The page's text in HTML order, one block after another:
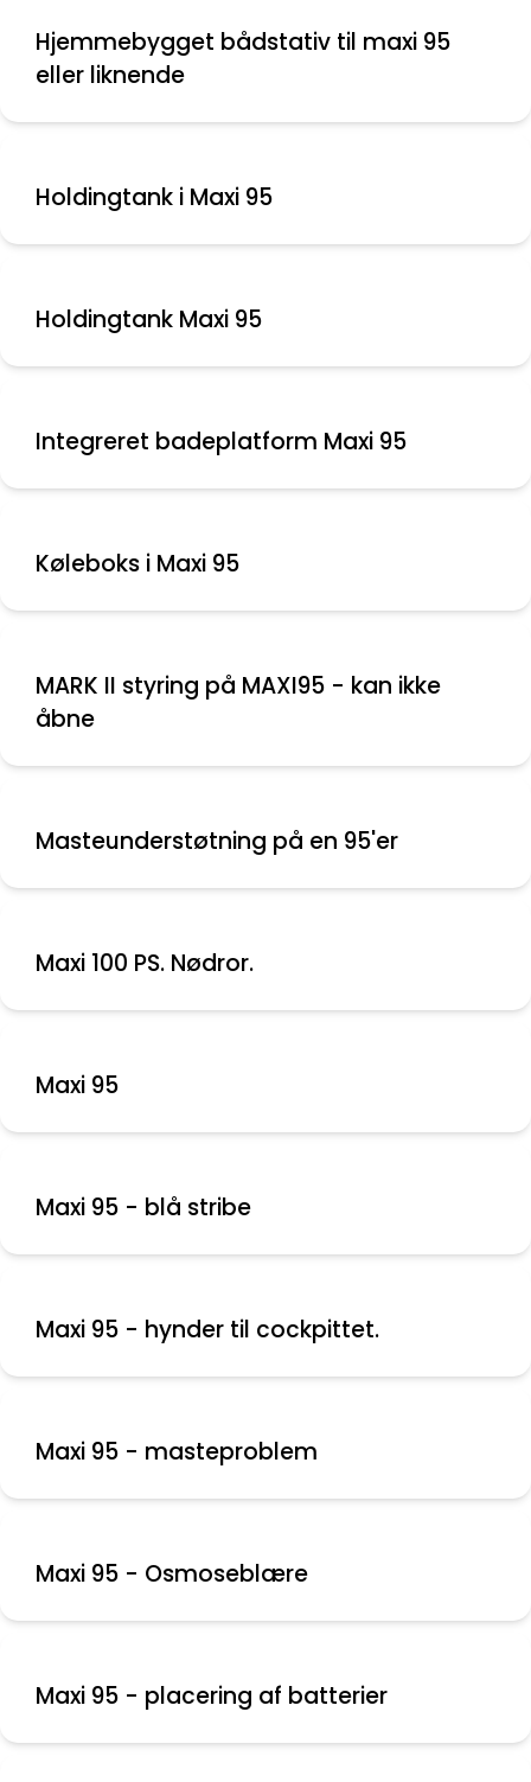
Hjemmebygget bådstativ til maxi 95
eller liknende
Holdingtank i Maxi 95
Holdingtank Maxi 95
Integreret badeplatform Maxi 95
Køleboks i Maxi 95
MARK II styring på MAXI95 - kan ikke
åbne
Masteunderstøtning på en 95'er
Maxi 100 PS. Nødror.
Maxi 95
Maxi 95 - blå stribe
Maxi 95 - hynder til cockpittet.
Maxi 95 - masteproblem
Maxi 95 - Osmoseblære
Maxi 95 - placering af batterier